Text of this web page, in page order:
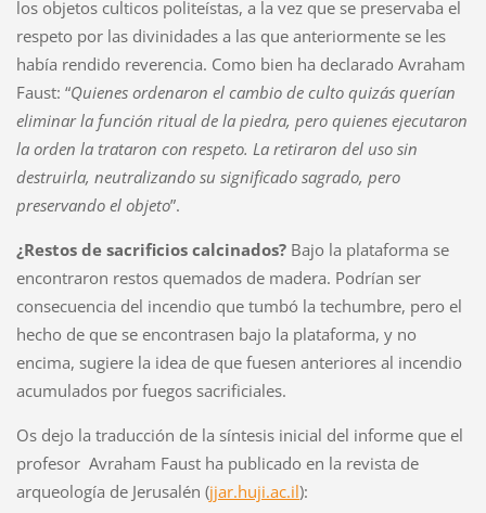
los objetos culticos politeístas, a la vez que se preservaba el
respeto por las divinidades a las que anteriormente se les
había rendido reverencia. Como bien ha declarado Avraham
Faust: “Quienes ordenaron el cambio de culto quizás querían
eliminar la función ritual de la piedra, pero quienes ejecutaron
la orden la trataron con respeto. La retiraron del uso sin
destruirla, neutralizando su significado sagrado, pero
preservando el objeto”.
¿Restos de sacrificios calcinados? Bajo la plataforma se
encontraron restos quemados de madera. Podrían ser
consecuencia del incendio que tumbó la techumbre, pero el
hecho de que se encontrasen bajo la plataforma, y no
encima, sugiere la idea de que fuesen anteriores al incendio
acumulados por fuegos sacrificiales.
Os dejo la traducción de la síntesis inicial del informe que el
profesor Avraham Faust ha publicado en la revista de
arqueología de Jerusalén (jjar.huji.ac.il):